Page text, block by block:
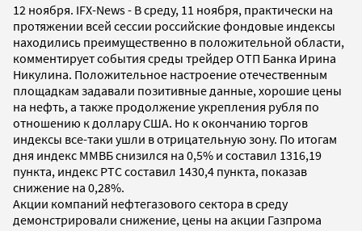
12 ноября. IFX-News - В среду, 11 ноября, практически на
протяжении всей сессии российские фондовые индексы
находились преимущественно в положительной области,
комментирует события среды трейдер ОТП Банка Ирина
Никулина. Положительное настроение отечественным
площадкам задавали позитивные данные, хорошие цены
на нефть, а также продолжение укрепления рубля по
отношению к доллару США. Но к окончанию торгов
индексы все-таки ушли в отрицательную зону. По итогам
дня индекс ММВБ снизился на 0,5% и составил 1316,19
пункта, индекс РТС составил 1430,4 пункта, показав
снижение на 0,28%.
Акции компаний нефтегазового сектора в среду
демонстрировали снижение, цены на акции Газпрома